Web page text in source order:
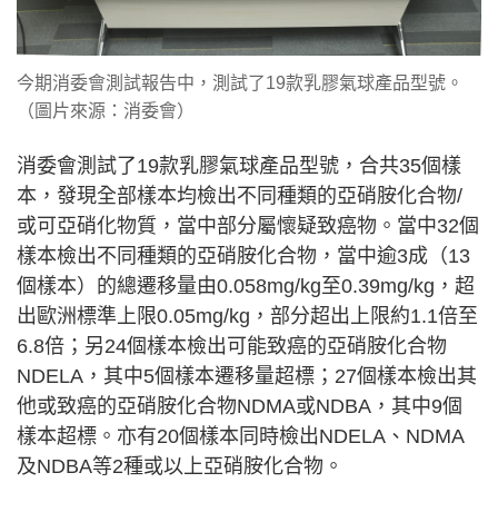
今期消委會測試報告中，測試了19款乳膠氣球產品型號。
（圖片來源：消委會）
消委會測試了19款乳膠氣球產品型號，合共35個樣
本，發現全部樣本均檢出不同種類的亞硝胺化合物/
或可亞硝化物質，當中部分屬懷疑致癌物。當中32個
樣本檢出不同種類的亞硝胺化合物，當中逾3成（13
個樣本）的總遷移量由0.058mg/kg至0.39mg/kg，超
出歐洲標準上限0.05mg/kg，部分超出上限約1.1倍至
6.8倍；另24個樣本檢出可能致癌的亞硝胺化合物
NDELA，其中5個樣本遷移量超標；27個樣本檢出其
他或致癌的亞硝胺化合物NDMA或NDBA，其中9個
樣本超標。亦有20個樣本同時檢出NDELA、NDMA
及NDBA等2種或以上亞硝胺化合物。